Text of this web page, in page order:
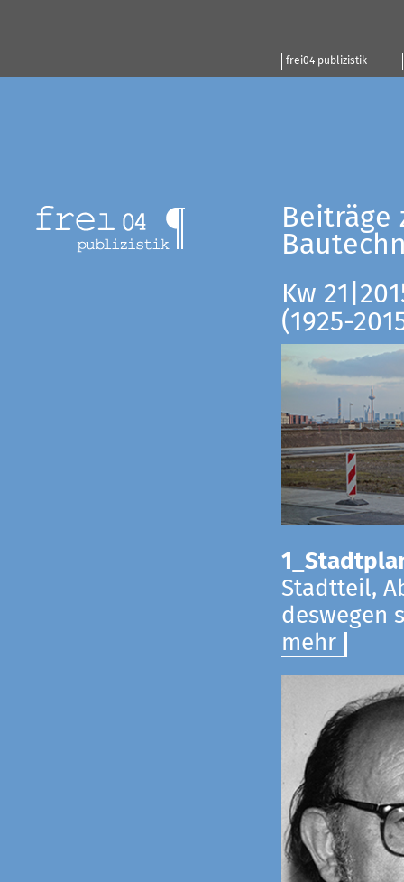
frei04 publizistik
Beiträge
Kw
(1925-
Stadtteil,
deswegen
mehr